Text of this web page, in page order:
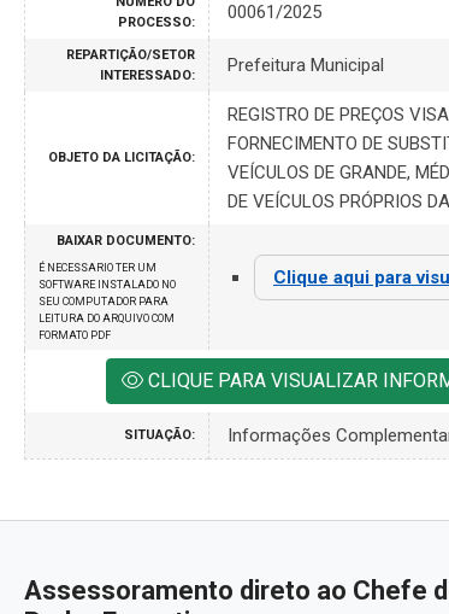
PROCESSO:
00061/2025
REPARTIÇÃO/SETOR
INTERESSADO:
Prefeitura Municipal
OBJETO DA LICITAÇÃO:
REGISTRO DE PREÇOS
FORNECIMENTO DE
VEÍCULOS DE GRANDE,
DE VEÍCULOS PRÓPRIOS
BAIXAR DOCUMENTO:
É NECESSARIO TER UM
SOFTWARE INSTALADO NO
SEU COMPUTADOR PARA
LEITURA DO ARQUIVO COM
FORMATO PDF
Clique aqui para
CLIQUE PARA VISUALIZAR
SITUAÇÃO: Informações
Assessoramento direto ao Chefe